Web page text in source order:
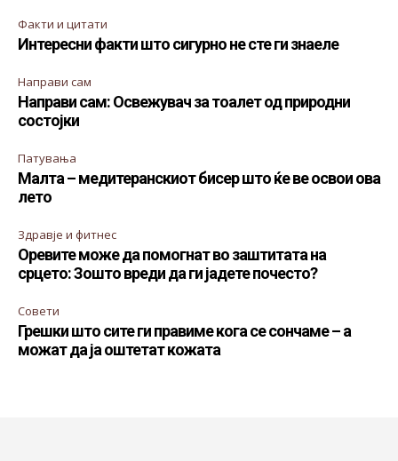
Факти и цитати
Интересни факти што сигурно не сте ги знаеле
Направи сам
Направи сам: Освежувач за тоалет од природни
состојки
Патувања
Малта – медитеранскиот бисер што ќе ве освои ова
лето
Здравје и фитнес
Оревите може да помогнат во заштитата на
срцето: Зошто вреди да ги јадете почесто?
Совети
Грешки што сите ги правиме кога се сончаме – а
можат да ја оштетат кожата